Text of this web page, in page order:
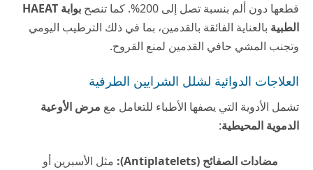
قطعها دون ألم بنسبة تصل إلى 200%. كما تنصح
بوابة HAEAT
الطبية بالعناية الفائقة بالقدمين، بما في ذلك الترطيب اليومي
وتجنب المشي حافي القدمين لمنع القروح.
العلاجات الدوائية لشلل الشرايين الطرفية
تشمل الأدوية التي يصفها الأطباء للتعامل مع مرض الأوعية
الدموية المحيطية:
مضادات الصفائح (Antiplatelets):
مثل الأسبرين أو